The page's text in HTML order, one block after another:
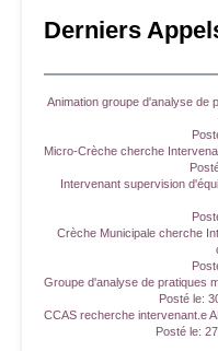
Derniers
Animation groupe d'analyse de
Micro-Crèche cherche
Intervenant supervision
Crèche Municipale cherche
Groupe d'analyse de pratiques
Posté le:
CCAS recherche intervenant.e
Posté le: